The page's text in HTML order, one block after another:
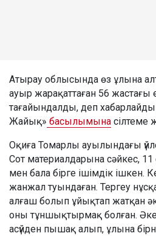
Атырау облысында өз ұлына
ауыр жарақаттаған 56
тағайындалды, деп хабарлайды
Жайық» басылымына сілтеме
Оқиға Томарлы ауылындағы
Сот материалдарына сәйкес, 11
мен бала бірге ішімдік ішкен.
жанжал туындаған. Тергеу
алғаш болып ұйықтап жатқан
оны тұншықтырмақ болған.
асүйден пышақ алып, ұлына